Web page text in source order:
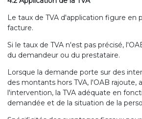
Le taux de TVA d'application figure en
facture.
Si le taux de TVA n'est pas précisé,
du demandeur ou du prestataire.
Lorsque la demande porte sur des
des montants hors TVA, l'OAB rajoute,
l'intervention, la TVA adéquate en
demandée et de la situation de la